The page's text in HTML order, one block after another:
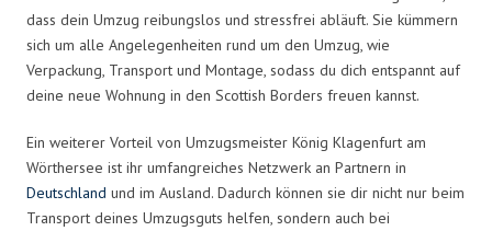
dass dein Umzug reibungslos und stressfrei abläuft. Sie kümmern
sich um alle Angelegenheiten rund um den Umzug, wie
Verpackung, Transport und Montage, sodass du dich entspannt auf
deine neue Wohnung in den Scottish Borders freuen kannst.
Ein weiterer Vorteil von Umzugsmeister König Klagenfurt am
Wörthersee ist ihr umfangreiches Netzwerk an Partnern in
Deutschland und im Ausland. Dadurch können sie dir nicht nur beim
Transport deines Umzugsguts helfen, sondern auch bei